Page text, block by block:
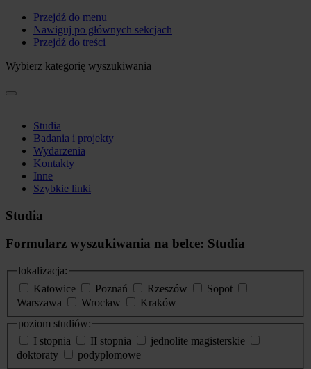
Przejdź do menu
Nawiguj po głównych sekcjach
Przejdź do treści
Wybierz kategorię wyszukiwania
Studia
Badania i projekty
Wydarzenia
Kontakty
Inne
Szybkie linki
Studia
Formularz wyszukiwania na belce: Studia
lokalizacja:
Katowice
Poznań Rzeszów
Sopot
Warszawa
Wrocław
Kraków
poziom studiów:
I stopnia
II stopnia
jednolite magisterskie
doktoraty
podyplomowe